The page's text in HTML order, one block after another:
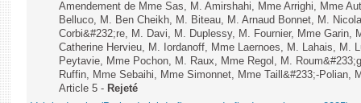
Amendement de Mme Sas, M. Amirshahi, Mme Arrighi, Mme
Belluco, M. Ben Cheikh, M. Biteau, M. Arnaud Bonnet, M.
Corbi&#232;re, M. Davi, M. Duplessy, M. Fournier, Mme Garin,
Catherine Hervieu, M. Iordanoff, Mme Laernoes, M. Lahais, M.
Peytavie, Mme Pochon, M. Raux, Mme Regol, M.
Ruffin, Mme Sebaihi, Mme Simonnet, Mme Taill&#233;-Polian,
Article 5 - Rejeté